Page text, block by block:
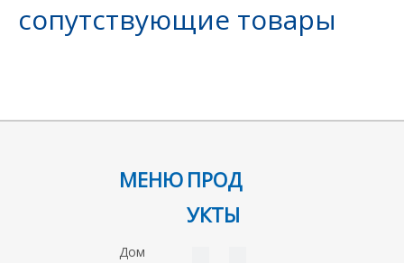
Вспомогательное огнезащитное средство
сопутствующие товары
МЕНЮ
Дом
ПРОД
УКТЫ